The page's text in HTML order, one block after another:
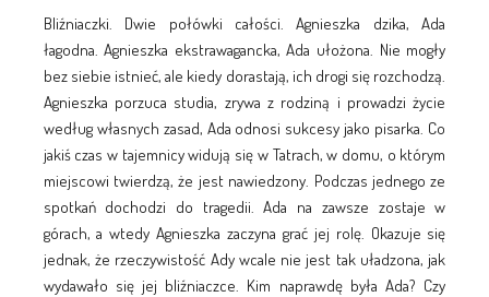
Bliźniaczki. Dwie połówki całości. Agnieszka dzika, Ada
łagodna. Agnieszka ekstrawagancka, Ada ułożona. Nie mogły
bez siebie istnieć, ale kiedy dorastają, ich drogi się rozchodzą.
Agnieszka porzuca studia, zrywa z rodziną i prowadzi życie
według własnych zasad, Ada odnosi sukcesy jako pisarka. Co
jakiś czas w tajemnicy widują się w Tatrach, w domu, o którym
miejscowi twierdzą, że jest nawiedzony. Podczas jednego ze
spotkań dochodzi do tragedii. Ada na zawsze zostaje w
górach, a wtedy Agnieszka zaczyna grać jej rolę. Okazuje się
jednak, że rzeczywistość Ady wcale nie jest tak uładzona, jak
wydawało się jej bliźniaczce. Kim naprawdę była Ada? Czy